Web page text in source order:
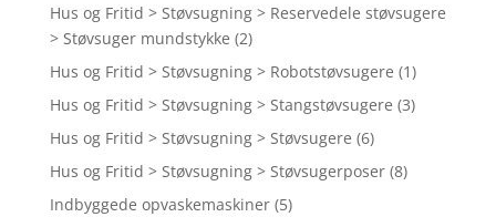
Hus og Fritid > Støvsugning > Reservedele støvsugere
> Støvsuger mundstykke (2)
Hus og Fritid > Støvsugning > Robotstøvsugere (1)
Hus og Fritid > Støvsugning > Stangstøvsugere (3)
Hus og Fritid > Støvsugning > Støvsugere (6)
Hus og Fritid > Støvsugning > Støvsugerposer (8)
Indbyggede opvaskemaskiner (5)